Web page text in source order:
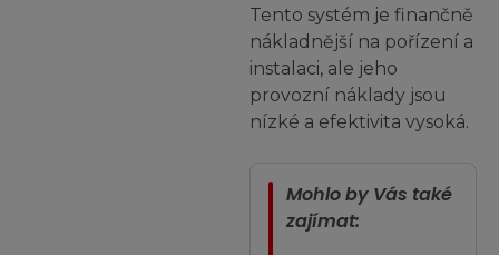
Tento systém je finančně
nákladnější na pořízení a
instalaci, ale jeho
provozní náklady jsou
nízké a efektivita vysoká.
Mohlo by Vás také
zajímat: